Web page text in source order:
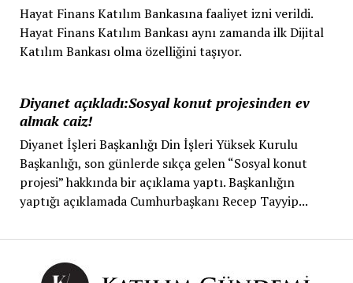
Hayat Finans Katılım Bankasına faaliyet izni verildi.
Hayat Finans Katılım Bankası aynı zamanda ilk Dijital
Katılım Bankası olma özelliğini taşıyor.
Diyanet açıkladı:Sosyal konut projesinden ev
almak caiz!
Diyanet İşleri Başkanlığı Din İşleri Yüksek Kurulu
Başkanlığı, son günlerde sıkça gelen “Sosyal konut
projesi” hakkında bir açıklama yaptı. Başkanlığın
yaptığı açıklamada Cumhurbaşkanı Recep Tayyip...